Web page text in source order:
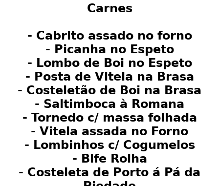
Carnes
- Cabrito assado no forno
- Picanha no Espeto
- Lombo de Boi no Espeto
- Posta de Vitela na Brasa
- Costeletão de Boi na Brasa
- Saltimboca à Romana
- Tornedo c/ massa folhada
- Vitela assada no Forno
- Lombinhos c/ Cogumelos
- Bife Rolha
- Costeleta de Porto á Pá da